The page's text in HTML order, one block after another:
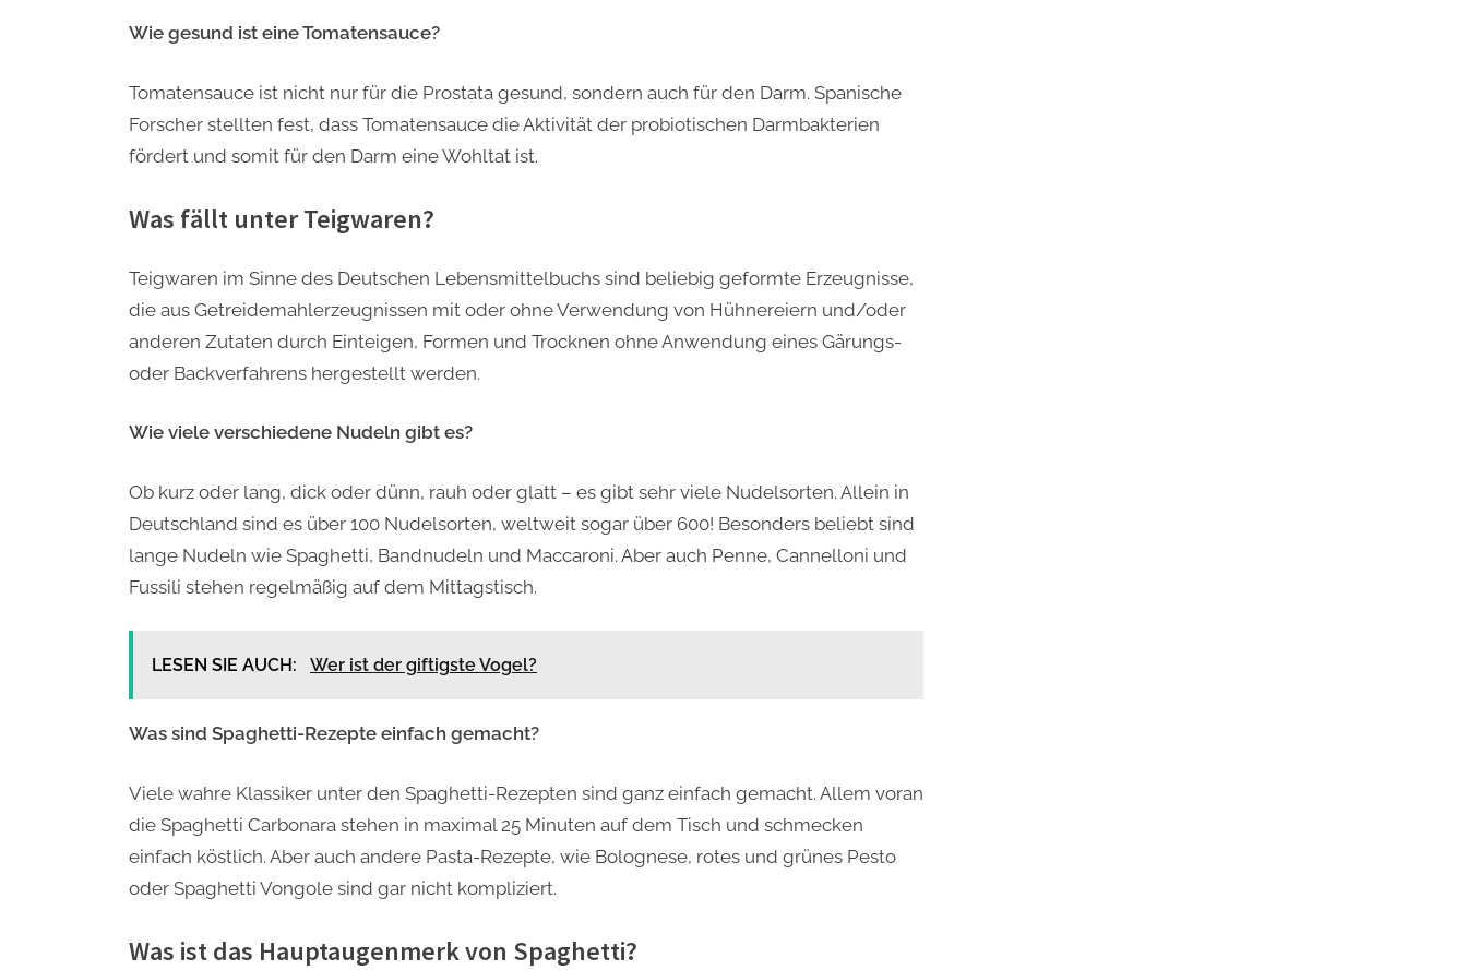
Wie gesund ist eine Tomatensauce?
Tomatensauce ist nicht nur für die Prostata gesund, sondern auch für den Darm. Spanische
Forscher stellten fest, dass Tomatensauce die Aktivität der probiotischen Darmbakterien
fördert und somit für den Darm eine Wohltat ist.
Was fällt unter Teigwaren?
Teigwaren im Sinne des Deutschen Lebensmittelbuchs sind beliebig geformte Erzeugnisse,
die aus Getreidemahlerzeugnissen mit oder ohne Verwendung von Hühnereiern und/oder
anderen Zutaten durch Einteigen, Formen und Trocknen ohne Anwendung eines Gärungs-
oder Backverfahrens hergestellt werden.
Wie viele verschiedene Nudeln gibt es?
Ob kurz oder lang, dick oder dünn, rauh oder glatt – es gibt sehr viele Nudelsorten. Allein in
Deutschland sind es über 100 Nudelsorten, weltweit sogar über 600! Besonders beliebt sind
lange Nudeln wie Spaghetti, Bandnudeln und Maccaroni. Aber auch Penne, Cannelloni und
Fussili stehen regelmäßig auf dem Mittagstisch.
LESEN SIE AUCH: Wer ist der giftigste Vogel?
Was sind Spaghetti-Rezepte einfach gemacht?
Viele wahre Klassiker unter den Spaghetti-Rezepten sind ganz einfach gemacht. Allem voran
die Spaghetti Carbonara stehen in maximal 25 Minuten auf dem Tisch und schmecken
einfach köstlich. Aber auch andere Pasta-Rezepte, wie Bolognese, rotes und grünes Pesto
oder Spaghetti Vongole sind gar nicht kompliziert.
Was ist das Hauptaugenmerk von Spaghetti?